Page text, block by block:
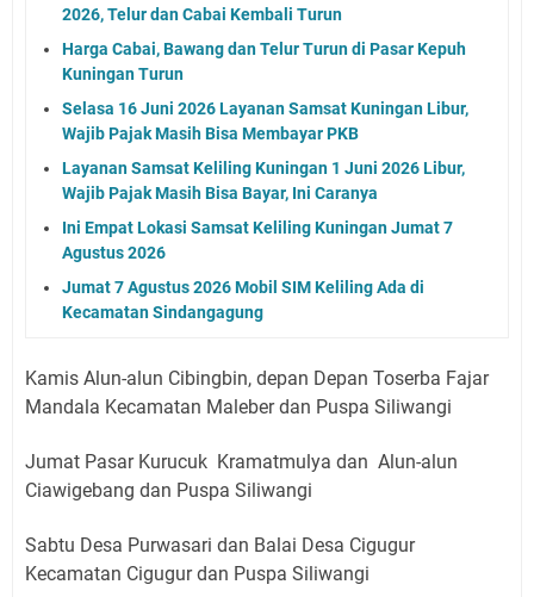
2026, Telur dan Cabai Kembali Turun
Harga Cabai, Bawang dan Telur Turun di Pasar Kepuh
Kuningan Turun
Selasa 16 Juni 2026 Layanan Samsat Kuningan Libur,
Wajib Pajak Masih Bisa Membayar PKB
Layanan Samsat Keliling Kuningan 1 Juni 2026 Libur,
Wajib Pajak Masih Bisa Bayar, Ini Caranya
Ini Empat Lokasi Samsat Keliling Kuningan Jumat 7
Agustus 2026
Jumat 7 Agustus 2026 Mobil SIM Keliling Ada di
Kecamatan Sindangagung
Kamis Alun-alun Cibingbin, depan Depan Toserba Fajar
Mandala Kecamatan Maleber dan Puspa Siliwangi
Jumat Pasar Kurucuk Kramatmulya dan Alun-alun
Ciawigebang dan Puspa Siliwangi
Sabtu Desa Purwasari dan Balai Desa Cigugur
Kecamatan Cigugur dan Puspa Siliwangi